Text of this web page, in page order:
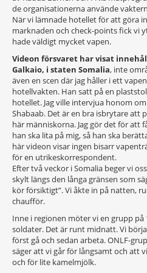
de organisationerna använde
När vi lämnade hotellet för att göra
marknaden och check-points fick vi
hade väldigt mycket vapen.
Videon försvaret har visat
Galkaio, i staten Somalia, inte
även en scen där jag håller i ett
hotellvakten. Han satt på en
hotellet. Jag ville intervjua honom
Shabaab. Det är en bra isbrytare att
här människorna. Jag gör det för att
han ska lita på mig, så han ska
här videon visar ingen bisarr
för en utrikeskorrespondent.
Efter två veckor i Somalia beger vi
skylt längs den långa gränsen som
kör försiktigt”. Vi åkte in på natten,
chaufför.
Inne i regionen möter vi en grupp på
soldater. Det är runt midnatt. Vi
först gå och sedan arbeta. ONLF-
säger att vi går för långsamt och att
och för lite kamelmjölk.